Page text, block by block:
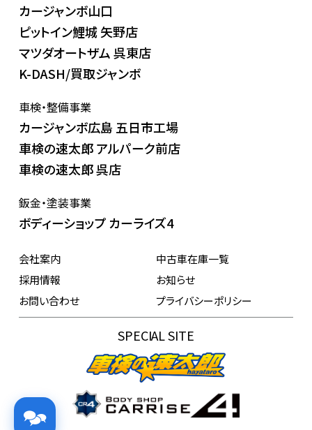
カージャンボ山口
ピットイン鯉城 矢野店
マツダオートザム 呉東店
K-DASH/買取ジャンボ
車検・整備事業
カージャンボ広島 五日市工場
車検の速太郎 アルパーク前店
車検の速太郎 呉店
鈑金・塗装事業
ボディーショップ カーライズ4
会社案内
中古車在庫一覧
採用情報
お知らせ
お問い合わせ
プライバシーポリシー
SPECIAL SITE